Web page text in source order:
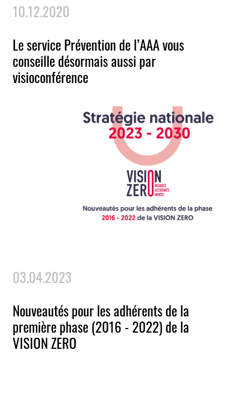
10.12.2020
Le service Prévention de l’AAA vous
conseille désormais aussi par
visioconférence
03.04.2023
Nouveautés pour les adhérents de la
première phase (2016 - 2022) de la
VISION ZERO